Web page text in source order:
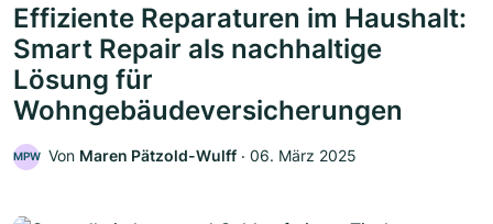
Effiziente Reparaturen im Haushalt:
Smart Repair als nachhaltige
Lösung für
Wohngebäudeversicherungen
MPW Von Maren Pätzold-Wulff ‧ 06. März 2025